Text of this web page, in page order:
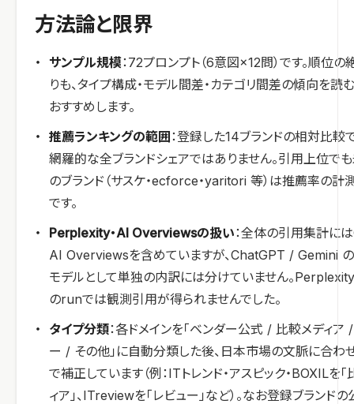
方法論と限界
サンプル規模：72プロンプト（6意図×12問）です。順位の
りも、タイプ構成・モデル間差・カテゴリ間差の傾向を読
おすすめします。
推薦ランキングの範囲：登録した14ブランドの相対比較
網羅的な全ブランドシェアではありません。引用上位で
のブランド（サスケ・ecforce・yaritori 等）は推薦率の計
です。
Perplexity・AI Overviewsの扱い：全体の引用集計に
AI Overviewsを含めていますが、ChatGPT / Gemini の
モデルとして単独の内訳には分けていません。
のrunでは観測引用が得られませんでした。
タイプ分類：各ドメインを「ベンダー公式 / 比較メディア
ー / その他」に自動分類した後、日本市場の文脈に合わ
で補正しています（例：ITトレンド・アスピック・BOXILを
ィア」、ITreviewを「レビュー」など）。なお登録ブランド